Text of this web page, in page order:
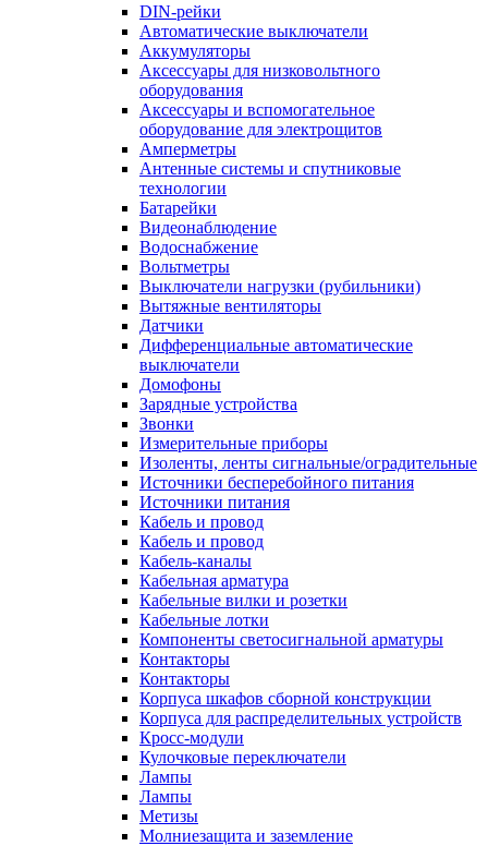
DIN-рейки
Автоматические выключатели
Аккумуляторы
Аксессуары для низковольтного
оборудования
Аксессуары и вспомогательное
оборудование для электрощитов
Амперметры
Антенные системы и спутниковые
технологии
Батарейки
Видеонаблюдение
Водоснабжение
Вольтметры
Выключатели нагрузки (рубильники)
Вытяжные вентиляторы
Датчики
Дифференциальные автоматические
выключатели
Домофоны
Зарядные устройства
Звонки
Измерительные приборы
Изоленты, ленты сигнальные/оградительные
Источники бесперебойного питания
Источники питания
Кабель и провод
Кабель и провод
Кабель-каналы
Кабельная арматура
Кабельные вилки и розетки
Кабельные лотки
Компоненты светосигнальной арматуры
Контакторы
Контакторы
Корпуса шкафов сборной конструкции
Корпуса для распределительных устройств
Кросс-модули
Кулочковые переключатели
Лампы
Лампы
Метизы
Молниезащита и заземление